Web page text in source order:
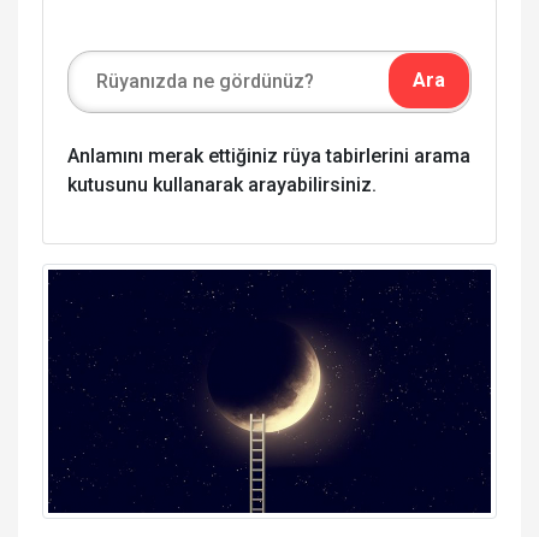
Anlamını merak ettiğiniz rüya tabirlerini arama
kutusunu kullanarak arayabilirsiniz.